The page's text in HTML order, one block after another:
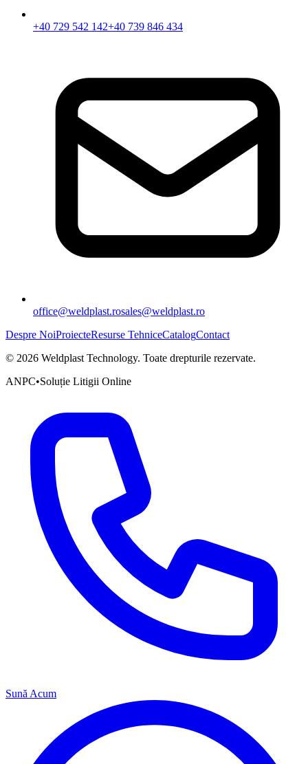
+40 729 542 142+40 739 846 434
office@weldplast.rosales@weldplast.ro
Despre NoiProiecteResurse TehniceCatalogContact
© 2026 Weldplast Technology. Toate drepturile rezervate.
ANPC•Soluție Litigii Online
Sună Acum